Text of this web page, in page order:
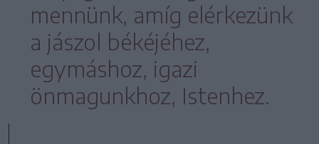
mennünk, amíg elérkezünk
a jászol békéjéhez,
egymáshoz, igazi
önmagunkhoz, Istenhez.